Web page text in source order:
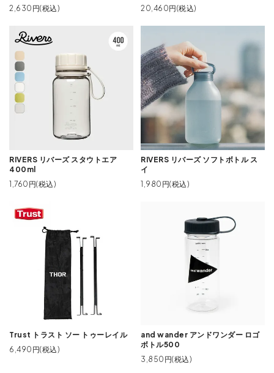
2,630円(税込) 20,460円(税込)
RIVERS リバーズ スタウトエア
400ml
1,760円(税込)
RIVERS リバーズ ソフトボトル ス
イ
1,980円(税込)
Trust トラスト ソー トゥーレイル
6,490円(税込)
and wander アンドワンダー ロゴ
ボトル500
3,850円(税込)